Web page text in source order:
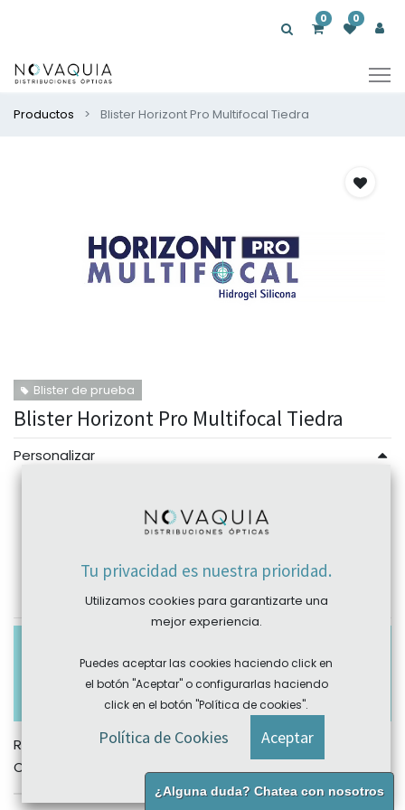
0 0
Productos Blister Horizont Pro Multifocal Tiedra
Blister de prueba
Blister Horizont Pro Multifocal Tiedra
Personalizar
sobrecoste en el porte de 2.70€ (para península) y
de 3.30€ (para Portugal) para cubrir gastos de
gestión y manipulación.
REF:
Categoría:
Tu privacidad es nuestra prioridad.
Utilizamos cookies para garantizarte una
mejor experiencia.
Puedes aceptar las cookies haciendo click en
el botón "Aceptar" o configurarlas haciendo
click en el botón "Política de cookies".
Política de Cookies Aceptar
¿Alguna duda? Chatea con nosotros